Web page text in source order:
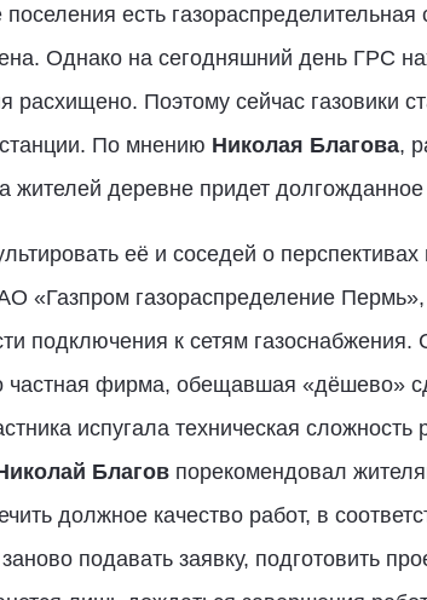
есть
Однако на сегодняшний день ГРС
расхищено. Поэтому сейчас газовики
станции. По мнению Николая Благова,
деревне придет долгожданное
её и соседей о
«Газпром газораспределение Пермь»,
подключения к сетям газоснабжения.
частная фирма, обещавшая «дёшево»
испугала техническая сложность
Благовпорекомендовал
должное качество работ, в
подавать заявку, подготовить